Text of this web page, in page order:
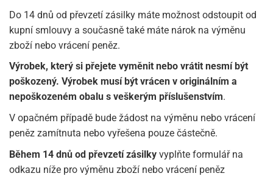
Do 14 dnů od převzetí zásilky máte možnost odstoupit od
kupní smlouvy a současně také máte nárok na výměnu
zboží nebo vrácení peněz.
Výrobek, který si přejete vyměnit nebo vrátit nesmí být
poškozený. Výrobek musí být vrácen v originálním a
nepoškozeném obalu s veškerým příslušenstvím.
V opačném případě bude žádost na výměnu nebo vrácení
peněz zamítnuta nebo vyřešena pouze částečně.
Během 14 dnů od převzetí zásilky vyplňte formulář na
odkazu níže pro výměnu zboží nebo vrácení peněz